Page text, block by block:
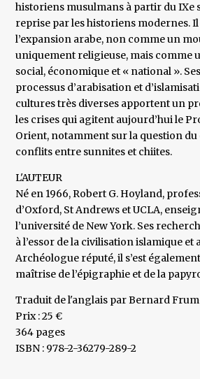
historiens musulmans à partir du IXe
reprise par les historiens modernes.
l’expansion arabe, non comme un
uniquement religieuse, mais comme
social, économique et « national ».
processus d’arabisation et
cultures très diverses apportent un
les crises qui agitent aujourd’hui le
Orient, notamment sur la question du
conflits entre sunnites et chiites.
L'AUTEUR
Né en 1966, Robert G. Hoyland,
d’Oxford, St Andrews et UCLA,
l’université de New York. Ses
à l’essor de la civilisation islamique et
Archéologue réputé, il s’est
maîtrise de l’épigraphie et de la
Traduit de l'anglais par Bernard
Prix : 25 €
364 pages
ISBN : 978-2-36279-289-2